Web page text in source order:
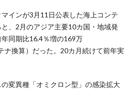
インが3月11日公表した海上コンテ
、2月のアジア主要10カ国・地域発
同期比16.4％増の169万
ナ換算）だった。20カ月続けて前年実
変異種「オミクロン型」の感染拡大